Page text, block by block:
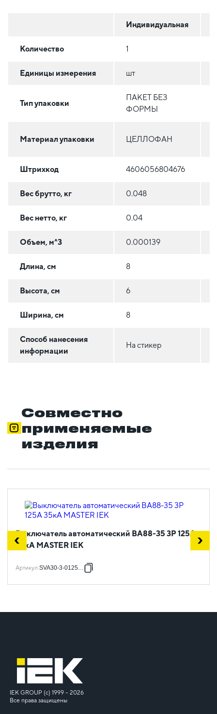
Индивидуальная
Количество 1
Единицы измерения шт
Тип упаковки
ПАКЕТ БЕЗ
ФОРМЫ
Материал упаковки ЦЕЛЛОФАН
Штрихкод 4606056804676
Вес брутто, кг 0.048
Вес нетто, кг 0.04
Объем, м^3 0.000139
Длина, см 8
Высота, см 6
Ширина, см 8
Способ нанесения
информации
На стикер
Совместно
применяемые
изделия
Выключатель автоматический ВА88-35 3Р 125А
35кА MASTER IEK
Артикул:SVA30-3-0125-02
IEK GROUP (c) 1999 – 2026
Все права защищены